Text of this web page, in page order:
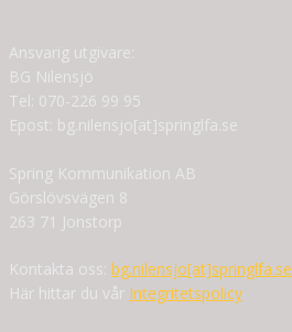
Ansvarig utgivare:
BG Nilensjö
Tel: 070-226 99 95
Epost: bg.nilensjo[at]springlfa.se
Spring Kommunikation AB
Görslövsvägen 8
263 71 Jonstorp
Kontakta oss: bg.nilensjo[at]springlfa.se
Här hittar du vår Integritetspolicy